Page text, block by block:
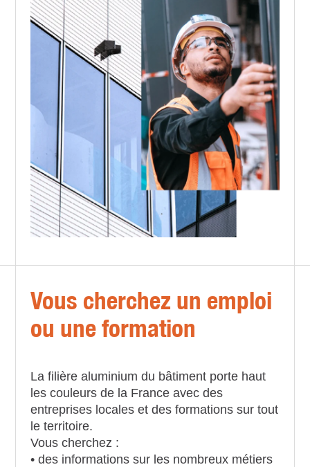
Vous cherchez un emploi
ou une formation
La filière aluminium du bâtiment porte haut
les couleurs de la France avec des
entreprises locales et des formations sur tout
le territoire.
Vous cherchez :
• des informations sur les nombreux métiers